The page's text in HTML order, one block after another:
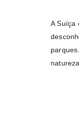
A Suíça